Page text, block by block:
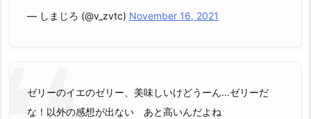
— しまじろ (@v_zvtc) November 16, 2021
ゼリーのイエのゼリー、美味しいけどうーん…ゼリーだ
な！以外の感想が出ない あと高いんだよね